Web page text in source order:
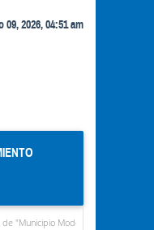
2026, 04:51 am
de Venezuela" otorgada por el